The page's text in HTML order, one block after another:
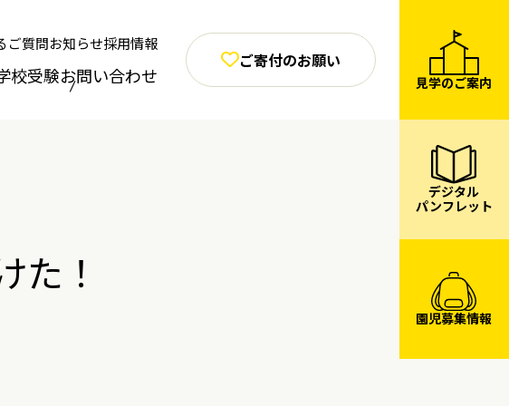
ご質問お知らせ採用情報
校受験お問い合わせ
ご寄付のお願い
見学のご案内
デジタル
パンフレット
園児募集情報
た！